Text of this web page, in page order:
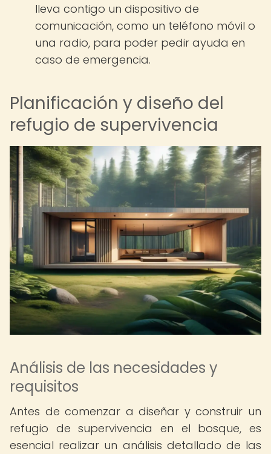
lleva contigo un dispositivo de
comunicación, como un teléfono móvil o
una radio, para poder pedir ayuda en
caso de emergencia.
Planificación y diseño del
refugio de supervivencia
Análisis de las necesidades y
requisitos
Antes de comenzar a diseñar y construir un
refugio de supervivencia en el bosque, es
esencial realizar un análisis detallado de las